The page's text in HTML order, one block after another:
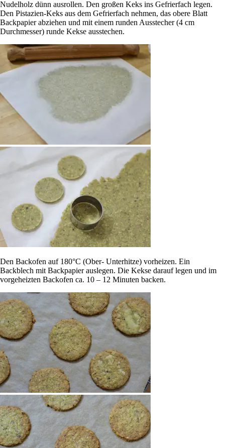
Nudelholz dünn ausrollen. Den großen Keks ins Gefrierfach legen.
Den Pistazien-Keks aus dem Gefrierfach nehmen, das obere Blatt
Backpapier abziehen und mit einem runden Ausstecher (4 cm
Durchmesser) runde Kekse ausstechen.
Den Backofen auf 180°C (Ober- Unterhitze) vorheizen. Ein
Backblech mit Backpapier auslegen. Die Kekse darauf legen und im
vorgeheizten Backofen ca. 10 – 12 Minuten backen.